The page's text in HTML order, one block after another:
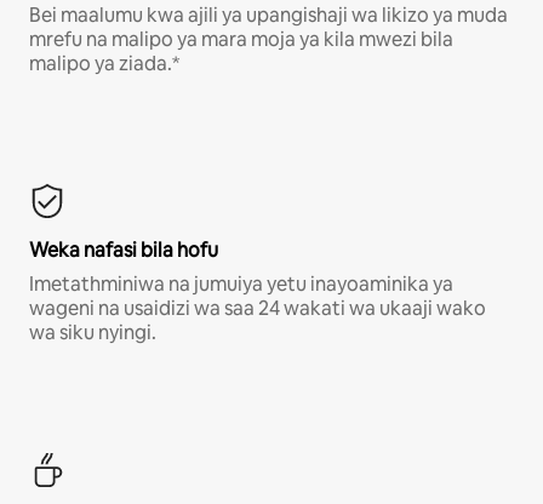
Bei maalumu kwa ajili ya upangishaji wa likizo ya muda
mrefu na malipo ya mara moja ya kila mwezi bila
malipo ya ziada.*
Weka nafasi bila hofu
Imetathminiwa na jumuiya yetu inayoaminika ya
wageni na usaidizi wa saa 24 wakati wa ukaaji wako
wa siku nyingi.